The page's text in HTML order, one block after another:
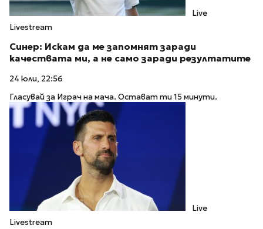
Live
Livestream
Синер: Искам да ме запомнят заради
качествата ми, а не само заради резултатите
24 юли, 22:56
Гласувай за Играч на мача. Остават ти 15 минути.
Live
Livestream